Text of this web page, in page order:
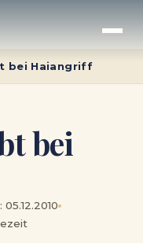
bei Haiangriff
bei